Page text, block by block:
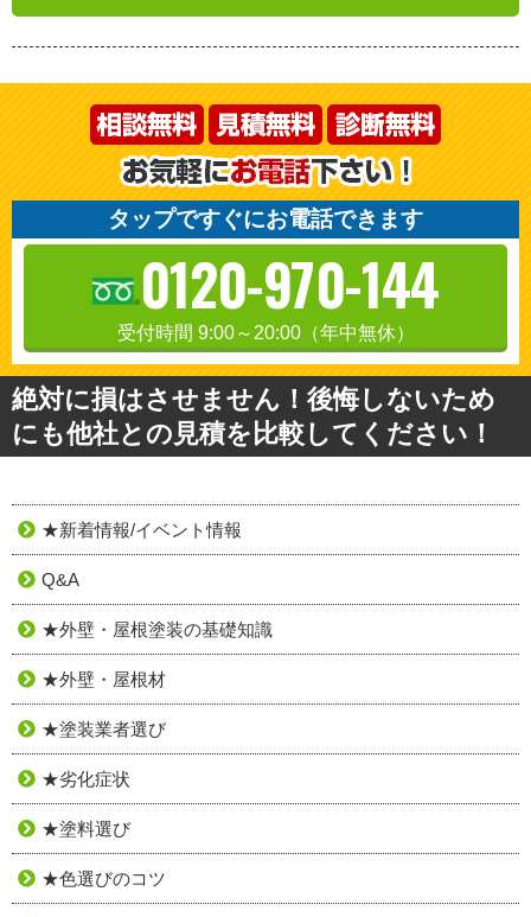
タップですぐにお電話できます
0120-970-144
受付時間 9:00～20:00（年中無休）
絶対に損はさせません！後悔しないため
にも他社との見積を比較してください！
★新着情報/イベント情報
Q&A
★外壁・屋根塗装の基礎知識
★外壁・屋根材
★塗装業者選び
★劣化症状
★塗料選び
★色選びのコツ